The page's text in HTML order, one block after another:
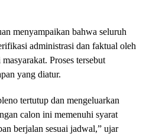
menyampaikan bahwa seluruh
administrasi dan faktual oleh
Proses tersebut
yang diatur.
tertutup dan mengeluarkan
calon ini memenuhi syarat
berjalan sesuai jadwal,” ujar